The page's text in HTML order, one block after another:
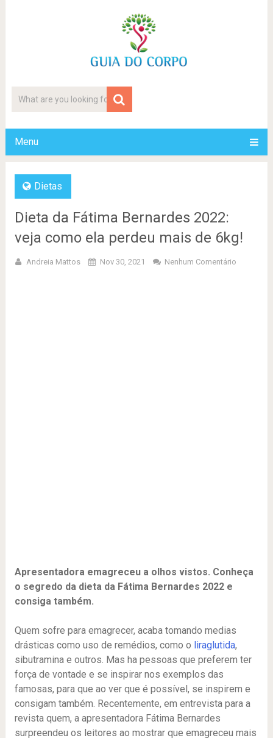
Menu
Dietas
Dieta da Fátima Bernardes 2022:
veja como ela perdeu mais de 6kg!
Andreia Mattos Nov 30, 2021 Nenhum Comentário
Apresentadora emagreceu a olhos vistos. Conheça
o segredo da dieta da Fátima Bernardes 2022 e
consiga também.
Quem sofre para emagrecer, acaba tomando medias
drásticas como uso de remédios, como o liraglutida,
sibutramina e outros. Mas ha pessoas que preferem ter
força de vontade e se inspirar nos exemplos das
famosas, para que ao ver que é possível, se inspirem e
consigam também. Recentemente, em entrevista para a
revista quem, a apresentadora Fátima Bernardes
surpreendeu os leitores ao mostrar que emagreceu mais